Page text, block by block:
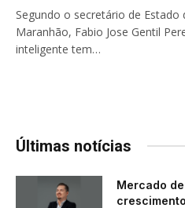
Segundo o secretário de Estado
Maranhão, Fabio Jose Gentil
inteligente tem…
Últimas notícias
Mercado